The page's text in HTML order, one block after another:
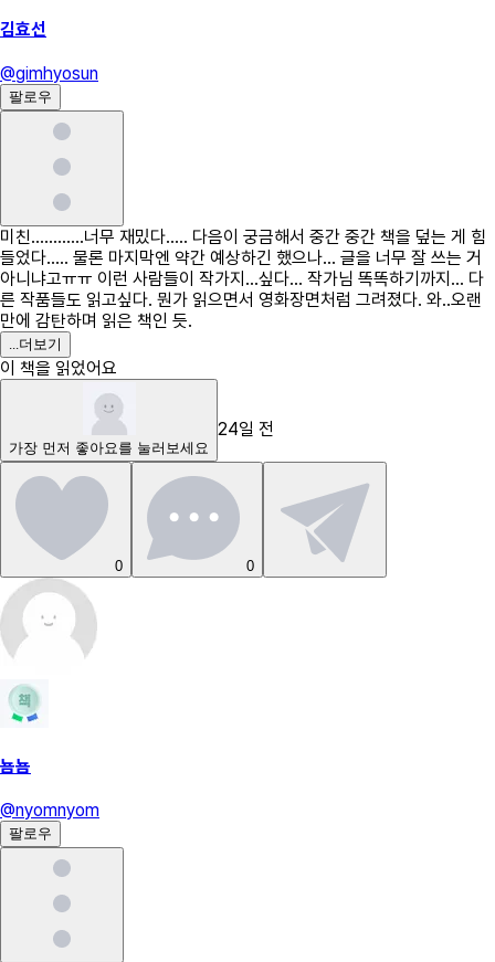
김효선
@gimhyosun
팔로우
미친............너무 재밌다..... 다음이 궁금해서 중간 중간 책을 덮는 게 힘
들었다..... 물론 마지막엔 약간 예상하긴 했으나... 글을 너무 잘 쓰는 거
아니냐고ㅠㅠ 이런 사람들이 작가지...싶다... 작가님 똑똑하기까지... 다
른 작품들도 읽고싶다. 뭔가 읽으면서 영화장면처럼 그려졌다. 와..오랜
만에 감탄하며 읽은 책인 듯.
더보기
이 책을 읽었어요
가장 먼저 좋아요 를 눌러보세요
24일 전
0 0
뇸뇸
@nyomnyom
팔로우